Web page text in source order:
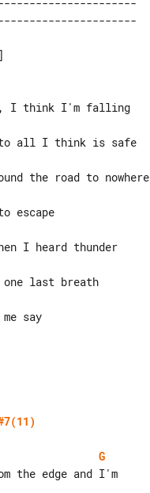
I think I'm falling
to all I think is safe
the road to nowhere
escape
I heard thunder
one last breath
say
G
the edge and I'm